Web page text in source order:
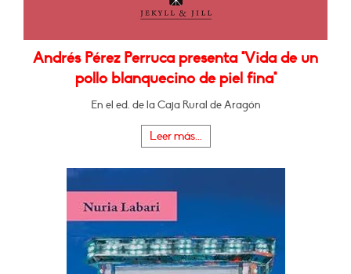
Andrés Pérez Perruca presenta "Vida de un
pollo blanquecino de piel fina"
En el ed. de la Caja Rural de Aragón
Leer más...